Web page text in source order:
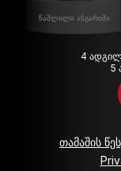
წაშლილი ანგარიში
4
5
თამაშის